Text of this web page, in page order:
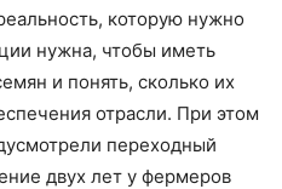
которую нужно
нужна, чтобы иметь
и понять, сколько их
отрасли. При этом
переходный
двух лет у фермеров